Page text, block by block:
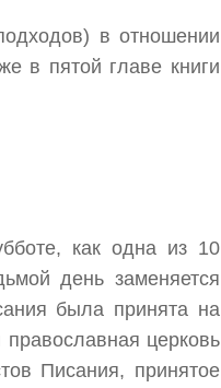
в отношении
в пятой главе книги
как одна из 10
день заменяется
была принята на
церковь
Писания, принятое